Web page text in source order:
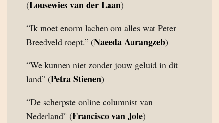
(Lousewies van der Laan)
“Ik moet enorm lachen om alles wat Peter
Breedveld roept.” (Naeeda Aurangzeb)
“We kunnen niet zonder jouw geluid in dit
land” (Petra Stienen)
“De scherpste online columnist van
Nederland” (Francisco van Jole)